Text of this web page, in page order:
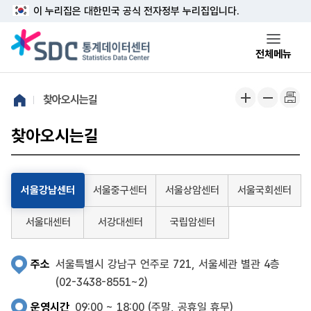
이 누리집은 대한민국 공식 전자정부 누리집입니다.
전체메뉴
찾아오시는길
찾아오시는길
서울강남센터 서울중구센터 서울상암센터 서울국회센터
서울대센터 서강대센터 국립암센터
주소 서울특별시 강남구 언주로 721, 서울세관 별관 4층
(02-3438-8551~2)
운영시간 09:00 ~ 18:00 (주말, 공휴일 휴무)